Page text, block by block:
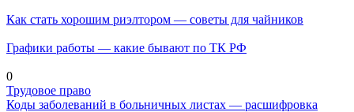
Как стать хорошим риэлтором — советы для чайников
Графики работы — какие бывают по ТК РФ
0
Трудовое право
Коды заболеваний в больничных листах — расшифровка